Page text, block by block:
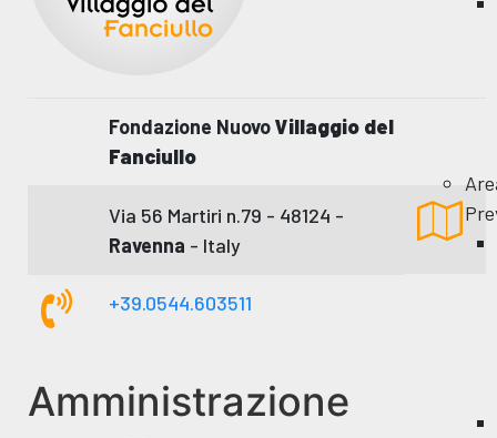
Fondazione NuovoVillaggio del
Fanciullo
Via 56 Martiri n.79 - 48124 -
Ravenna - Italy
+39.0544.603511
Amministrazione